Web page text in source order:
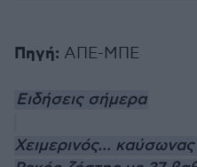
Πηγή: ΑΠΕ-ΜΠΕ
Ειδήσεις σήμερα
Χειμερινός...